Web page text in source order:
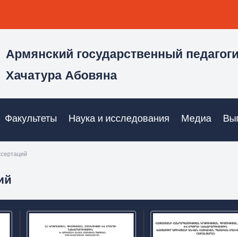
Армянский государственный
Хачатура Абовяна
Факультеты Наука и исследования Медиа